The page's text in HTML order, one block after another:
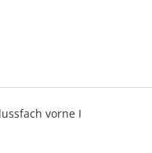
vorne I